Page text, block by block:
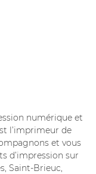
numérique et
l’imprimeur de
et vous
d’impression sur
Saint-Brieuc,